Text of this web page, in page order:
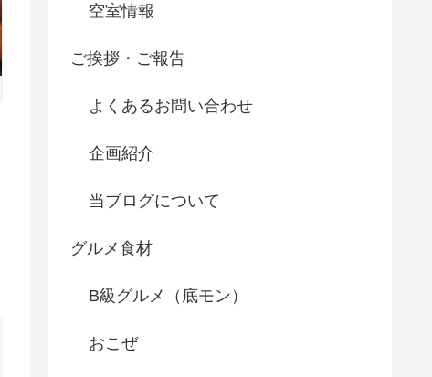
空室情報
ご挨拶・ご報告
よくあるお問い合わせ
企画紹介
当ブログについて
グルメ食材
B級グルメ（底モン）
おこぜ